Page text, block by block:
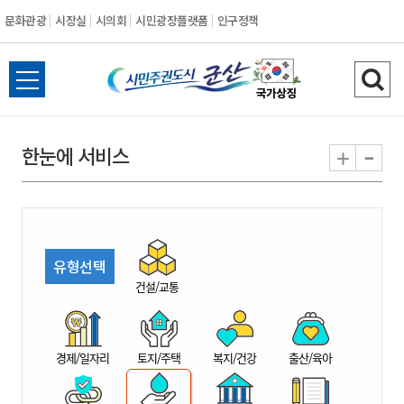
문화관광 시장실 시의회 시민광장플랫폼 인구정책
시
민
권
시
산
전
체
뉴
열
검
색
기
한눈에 서비스 + -
유형선택
건설/교통
경제/일자리 토지/주택 복지/건강 출산/육아